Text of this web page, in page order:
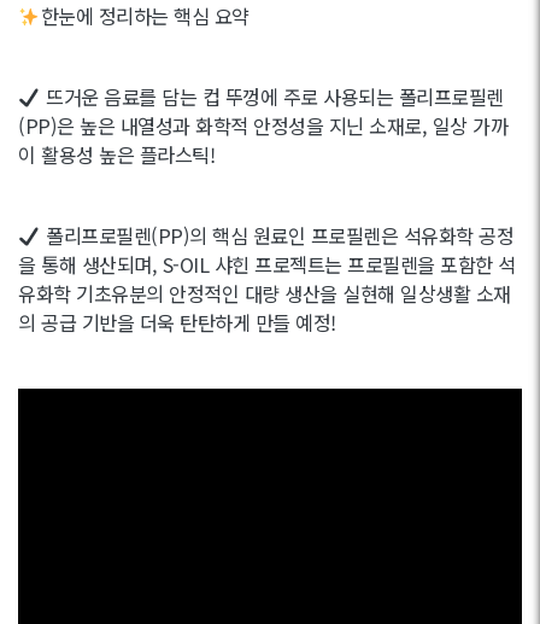
한눈에 정리하는 핵심 요약
뜨거운 음료를 담는 컵 뚜껑에 주로 사용되는 폴리프로필렌
(PP)은 높은 내열성과 화학적 안정성을 지닌 소재로, 일상 가까
이 활용성 높은 플라스틱!
폴리프로필렌(PP)의 핵심 원료인 프로필렌은 석유화학 공정
을 통해 생산되며, S-OIL 샤힌 프로젝트는 프로필렌을 포함한 석
유화학 기초유분의 안정적인 대량 생산을 실현해 일상생활 소재
의 공급 기반을 더욱 탄탄하게 만들 예정!